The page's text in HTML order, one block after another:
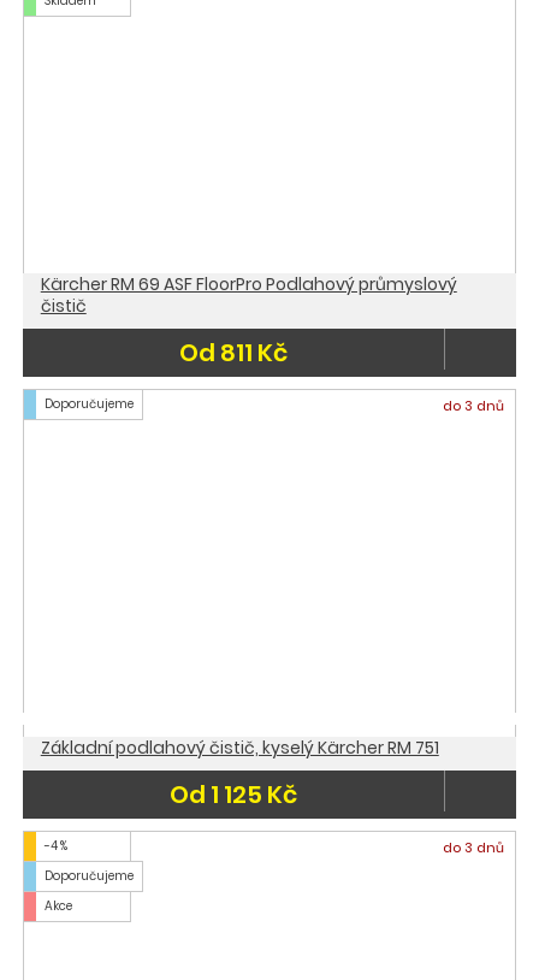
Kärcher RM 69 ASF FloorPro Podlahový průmyslový
čistič
Od 811 Kč
Doporučujeme do 3 dnů
Základní podlahový čistič, kyselý Kärcher RM 751
Od 1 125 Kč
-4 %
Doporučujeme
Akce
do 3 dnů